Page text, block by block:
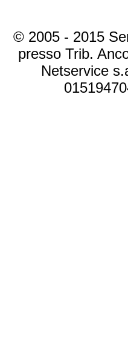
© 2005 - 2015
presso Trib.
Netservice